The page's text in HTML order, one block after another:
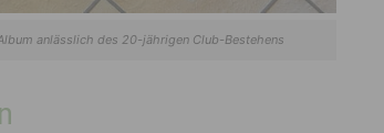
anlässlich des 20-jährigen Club-Bestehens